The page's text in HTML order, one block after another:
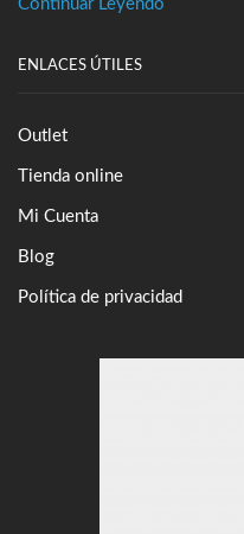
Continuar Leyendo
ENLACES ÚTILES
Outlet
Tienda online
Mi Cuenta
Blog
Política de privacidad